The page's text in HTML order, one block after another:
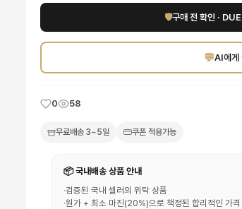
🛡구매 전 확인 ·
💬AI에게
0 58
무료배송 3~5일 쿠폰 적용가능
📦 국내배송 상품 안내
·검증된 국내 셀러의 위탁 상품
·원가 + 최소 마진(20%)으로 책정된 합리적인 가격